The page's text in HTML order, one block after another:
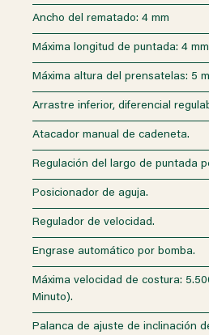
Ancho del rematado: 4 mm
Máxima longitud de puntada: 4 mm
Máxima altura del prensatelas: 5
Arrastre inferior, diferencial
Atacador manual de cadeneta.
Regulación del largo de puntada
Posicionador de aguja.
Regulador de velocidad.
Engrase automático por bomba.
Máxima velocidad de costura:
Minuto).
Palanca de ajuste de inclinación